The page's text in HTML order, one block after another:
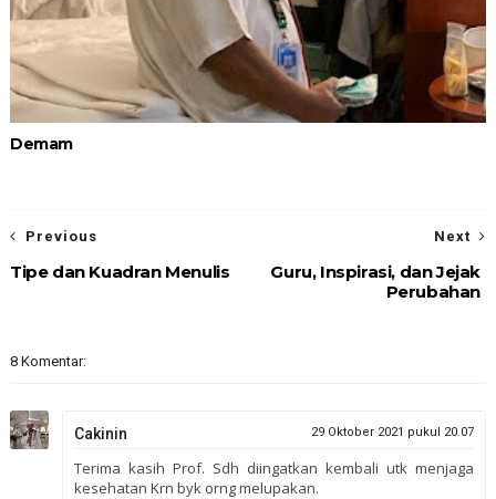
Demam
Next
Guru, Inspirasi, dan Jejak
Perubahan
Previous
Tipe dan Kuadran Menulis
8 Komentar:
Cakinin 29 Oktober 2021 pukul 20.07
Terima kasih Prof. Sdh diingatkan kembali utk menjaga
kesehatan Krn byk orng melupakan.